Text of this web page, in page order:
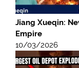
Jiang Xueqin:
Empire
10/03/2026